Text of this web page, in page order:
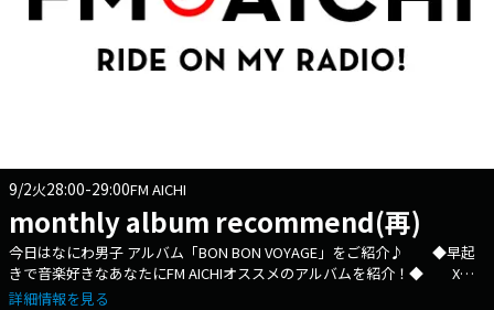
9/2火28:00-29:00FM AICHI
monthly album recommend(再)
今日はなにわ男子 アルバム「BON BON VOYAGE」をご紹介♪ ◆早起
きで音楽好きなあなたにFM AICHIオススメのアルバムを紹介！◆ Xハ
ッシュタグは「#エフエムアイチ」 Xアカウントは「@FMAICHI」
詳細情報を見る